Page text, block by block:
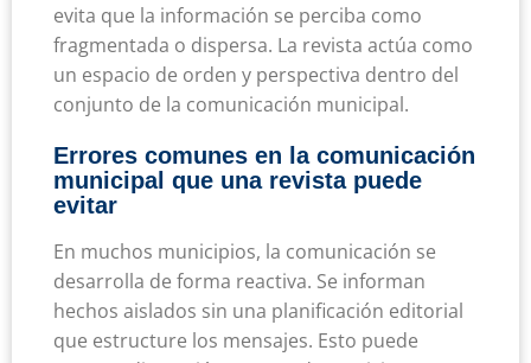
evita que la información se perciba como
fragmentada o dispersa. La revista actúa como
un espacio de orden y perspectiva dentro del
conjunto de la comunicación municipal.
Errores comunes en la comunicación
municipal que una revista puede
evitar
En muchos municipios, la comunicación se
desarrolla de forma reactiva. Se informan
hechos aislados sin una planificación editorial
que estructure los mensajes. Esto puede